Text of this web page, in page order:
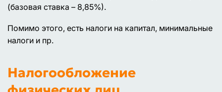
(базовая ставка – 8,85%).
Помимо этого, есть налоги на капитал, минимальные
налоги и пр.
Налогообложение